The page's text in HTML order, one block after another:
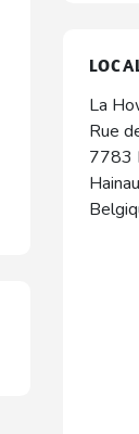
La
Rue
7783